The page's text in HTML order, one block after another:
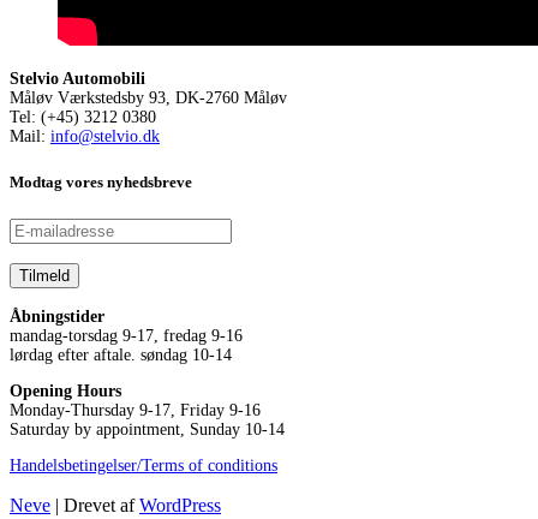
Stelvio Automobili
Måløv Værkstedsby 93, DK-2760 Måløv
Tel: (+45) 3212 0380
Mail: info@stelvio.dk
Modtag vores nyhedsbreve
Åbningstider
mandag-torsdag 9-17, fredag 9-16
lørdag efter aftale. søndag 10-14
Opening Hours
Monday-Thursday 9-17, Friday 9-16
Saturday by appointment, Sunday 10-14
Handelsbetingelser/Terms of conditions
Neve | Drevet afWordPress